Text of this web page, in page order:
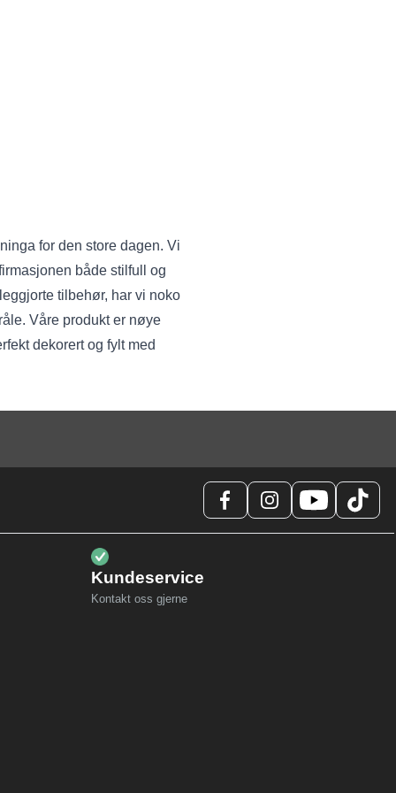
for den store dagen. Vi
både stilfull og
tilbehør, har vi noko
Våre produkt er nøye
dekorert og fylt med
Kundeservice
Kontakt oss gjerne